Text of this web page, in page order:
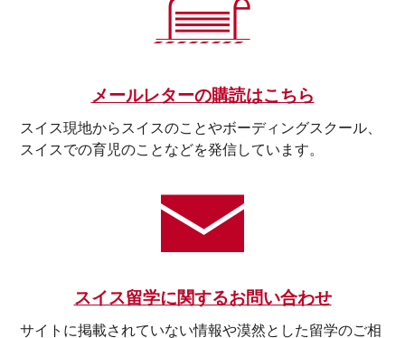
メールレターの購読はこちら
スイス現地からスイスのことやボーディングスクール、
スイスでの育児のことなどを発信しています。
スイス留学に関するお問い合わせ
サイトに掲載されていない情報や漠然とした留学のご相